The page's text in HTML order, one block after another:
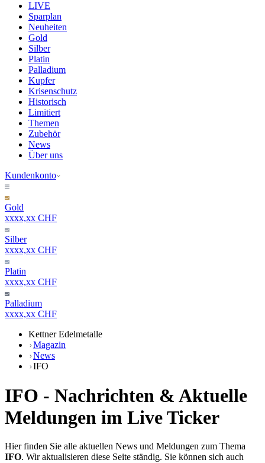
LIVE
Sparplan
Neuheiten
Gold
Silber
Platin
Palladium
Kupfer
Krisenschutz
Historisch
Limitiert
Themen
Zubehör
News
Über uns
Kundenkonto
Gold
xxxx,xx CHF
Silber
xxxx,xx CHF
Platin
xxxx,xx CHF
Palladium
xxxx,xx CHF
Kettner Edelmetalle
Magazin
News
IFO
IFO - Nachrichten & Aktuelle
Meldungen im Live Ticker
Hier finden Sie alle aktuellen News und Meldungen zum Thema
IFO. Wir aktualisieren diese Seite ständig. Sie können sich auch